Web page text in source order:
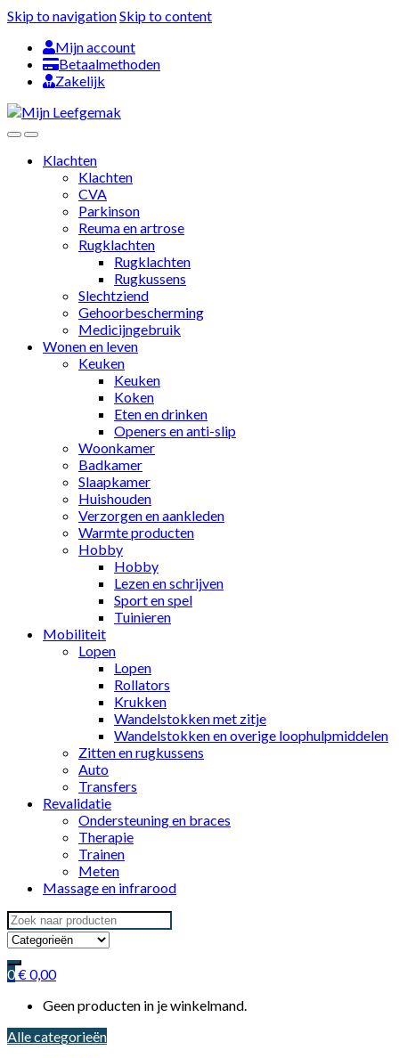
Skip to navigationSkip to content
Mijn account
Betaalmethoden
Zakelijk
Klachten
Klachten
CVA
Parkinson
Reuma en artrose
Rugklachten
Rugklachten
Rugkussens
Slechtziend
Gehoorbescherming
Medicijngebruik
Wonen en leven
Keuken
Keuken
Koken
Eten en drinken
Openers en anti-slip
Woonkamer
Badkamer
Slaapkamer
Huishouden
Verzorgen en aankleden
Warmte producten
Hobby
Hobby
Lezen en schrijven
Sport en spel
Tuinieren
Mobiliteit
Lopen
Lopen
Rollators
Krukken
Wandelstokken met zitje
Wandelstokken en overige loophulpmiddelen
Zitten en rugkussens
Auto
Transfers
Revalidatie
Ondersteuning en braces
Therapie
Trainen
Meten
Massage en infrarood
Search
for:
0€0,00
Geen producten in je winkelmand.
Alle categorieën